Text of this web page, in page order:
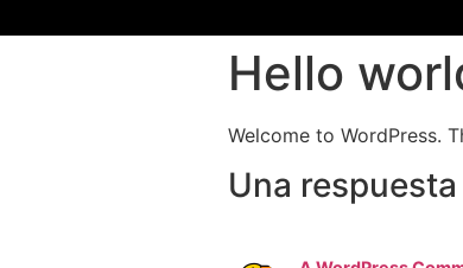
Hello
Welcome to WordPress.
Una respuesta